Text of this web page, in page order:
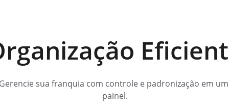
sua franquia com controle e padronização em um
painel.